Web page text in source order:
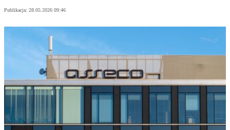
Publikacja: 28.05.2026 09:46